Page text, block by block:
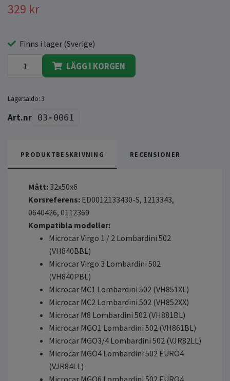
329 kr
Finns i lager (Sverige)
LÄGG I KORGEN
Lagersaldo: 3
03-0061
PRODUKTBESKRIVNING RECENSIONER
Mått: 32x50x6
Korsreferens: ED0012133430-S, 1213343,
0640426, 0112369
Kompatibla modeller:
Microcar Virgo 1 / 2 Lombardini 502
(VH840BBL)
Microcar Virgo 3 Lombardini 502
(VH840PBL)
Microcar MC1 Lombardini 502 (VH851XL)
Microcar MC2 Lombardini 502 (VH852XX)
Microcar M8 Lombardini 502 (VH881BL)
Microcar MGO1 Lombardini 502 (VH861BL)
Microcar MGO3/4 Lombardini 502 (VJR82LL)
Microcar MGO4 Lombardini 502 EURO4
(VJR84LL)